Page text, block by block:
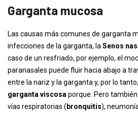
Garganta mucosa
Las causas más comunes de garganta
infecciones de la garganta, la Senos
caso de un resfriado, por ejemplo, el
paranasales puede fluir hacia abajo a
entre la nariz y la garganta y, por lo
garganta viscosa porque. Pero
vías respiratorias ( bronquitis),